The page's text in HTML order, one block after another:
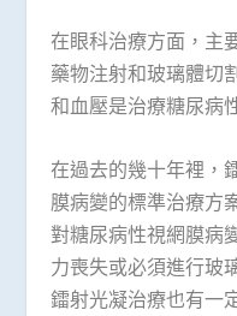
在眼科治療方面，主
藥物注射和玻璃體切
和血壓是治療糖尿病
在過去的幾十年裡，
膜病變的標準治療方
對糖尿病性視網膜病
力喪失或必須進行玻
鐳射光凝治療也有一